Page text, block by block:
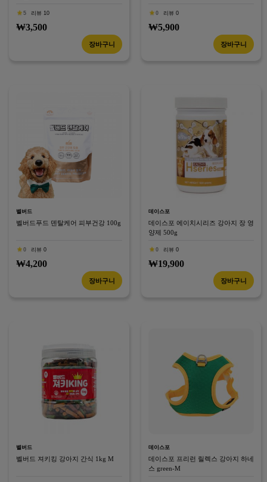
5 리뷰 10
₩3,500
장바구니
0 리뷰 0
₩5,900
장바구니
벨버드
벨버드푸드 덴탈케어 피부건강 100g
0 리뷰 0
₩4,200
장바구니
데이스포
데이스포 에이치시리즈 강아지 장 영
양제 500g
0 리뷰 0
₩19,900
장바구니
벨버드
벨버드 져키킹 강아지 간식 1kg M
데이스포
데이스포 프리런 릴렉스 강아지 하네
스 green-M